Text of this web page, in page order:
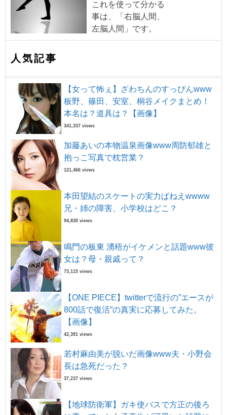
これを使って分かる
事は、「右脳人間、
左脳人間」です。
人気記事
【女って怖ぇ】ざわちんのすっぴんwww
板野、篠田、安室、桐谷メイクまとめ！
本名は？道具は？【画像】
341,337 views
加藤あいの本物温泉画像www周防郁雄と
抱っこ写真で枕営業？
121,466 views
本田望結のスケートの実力ぱねえwwww
兄・姉の障害、小学校はどこ？
94,830 views
鳴門の板東 湧梧がイケメンと話題www彼
女は？母・親戚って？
73,115 views
【ONE PIECE】twitterで流行の”エースが
800話で復活”の真実に応募してみた。
【画像】
42,391 views
若村麻由美が脱いだ画像www夫・小野会
長は急死だった？
37,237 views
【地球防衛軍】ガキ使バスで方正の後ろ